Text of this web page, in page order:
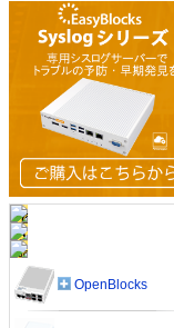
OpenBlocks